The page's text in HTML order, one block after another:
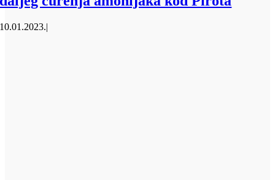
10.01.2023.|